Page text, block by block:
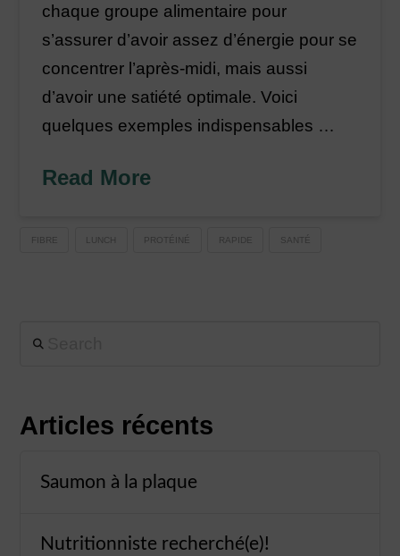
chaque groupe alimentaire pour
s’assurer d’avoir assez d’énergie pour se
concentrer l’après-midi, mais aussi
d’avoir une satiété optimale. Voici
quelques exemples indispensables …
Read More
FIBRE LUNCH PROTÉINÉ RAPIDE SANTÉ
Search
Articles récents
Saumon à la plaque
Nutritionniste recherché(e)!